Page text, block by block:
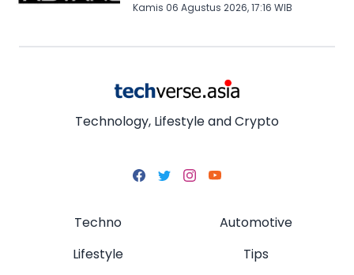
Kamis 06 Agustus 2026, 17:16 WIB
Technology, Lifestyle and Crypto
Techno
Lifestyle
Automotive
Tips